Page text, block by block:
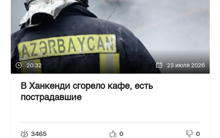
20:32 23 июля 2026
В Ханкенди сгорело кафе, есть
пострадавшие
3465 0 0